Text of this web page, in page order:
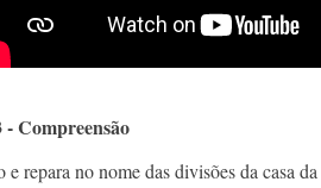
Compreensão
e repara no nome das divisões da casa